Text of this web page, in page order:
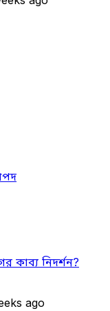
কাব্য নিদর্শন?
ago